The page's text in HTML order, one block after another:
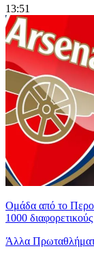
13:51
Ομάδα από το
1000
Άλλα